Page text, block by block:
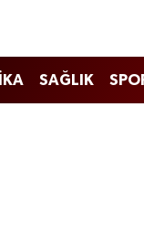
SAĞLIK